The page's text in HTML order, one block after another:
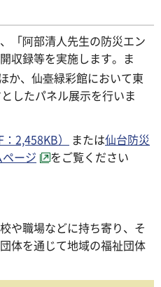
「阿部清人先生の防災エン
収録等を実施します。ま
か、仙臺緑彩館において東
したパネル展示を行いま
2,458KB） または仙台防災
ージ
をご覧ください
や職場などに持ち寄り、そ
体を通じて地域の福祉団体